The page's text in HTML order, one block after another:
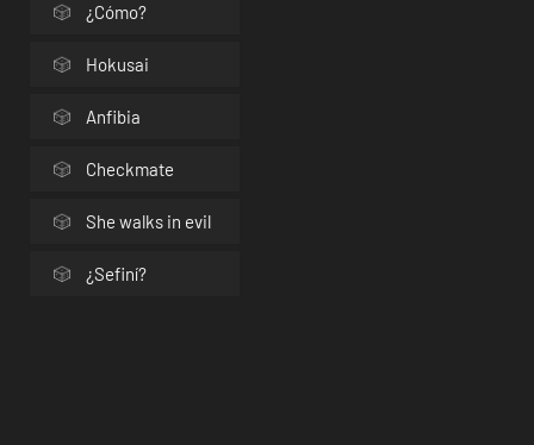
¿Cómo?
Hokusai
Anfibia
Checkmate
She walks in evil
¿Sefiní?